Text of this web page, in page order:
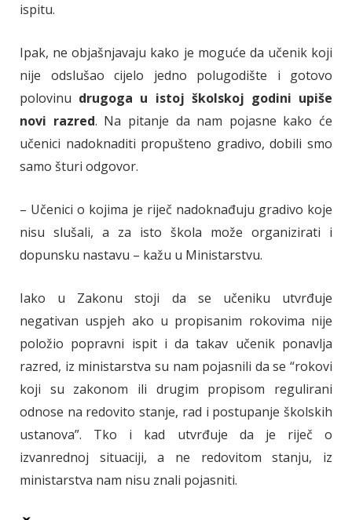
ispitu.
Ipak, ne objašnjavaju kako je moguće da učenik koji
nije odslušao cijelo jedno polugodište i gotovo
polovinu drugoga u istoj školskoj godini upiše
novi razred. Na pitanje da nam pojasne kako će
učenici nadoknaditi propušteno gradivo, dobili smo
samo šturi odgovor.
– Učenici o kojima je riječ nadoknađuju gradivo koje
nisu slušali, a za isto škola može organizirati i
dopunsku nastavu – kažu u Ministarstvu.
Iako u Zakonu stoji da se učeniku utvrđuje
negativan uspjeh ako u propisanim rokovima nije
položio popravni ispit i da takav učenik ponavlja
razred, iz ministarstva su nam pojasnili da se “rokovi
koji su zakonom ili drugim propisom regulirani
odnose na redovito stanje, rad i postupanje školskih
ustanova”. Tko i kad utvrđuje da je riječ o
izvanrednoj situaciji, a ne redovitom stanju, iz
ministarstva nam nisu znali pojasniti.